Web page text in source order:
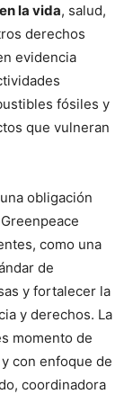
la vida, salud,
derechos
evidencia
fósiles y
que vulneran
obligación
como una
de
y fortalecer la
y derechos. La
momento de
con enfoque de
coordinadora